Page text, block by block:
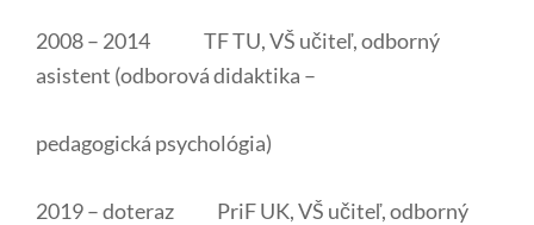
2008 – 2014 TF TU, VŠ učiteľ, odborný
asistent (odborová didaktika –
pedagogická psychológia)
2019 – doteraz PriF UK, VŠ učiteľ, odborný